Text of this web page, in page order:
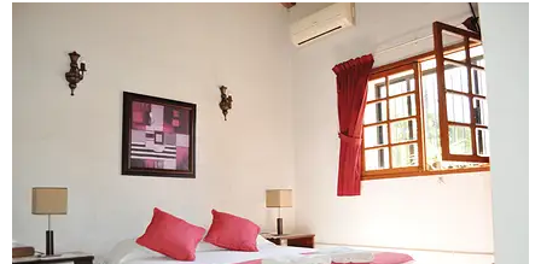
Nuestras habitaciones